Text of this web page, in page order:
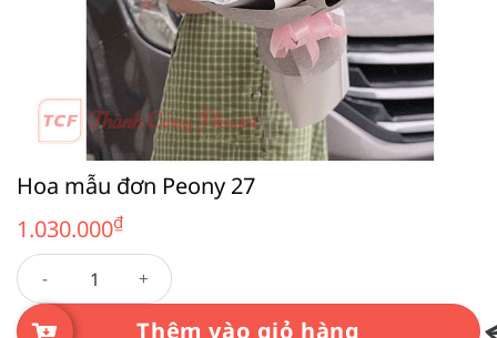
Hoa mẫu đơn Peony 27
1.030.000₫
Hoa mẫu đơn Peony 27 số lượng
Thêm vào giỏ hàng